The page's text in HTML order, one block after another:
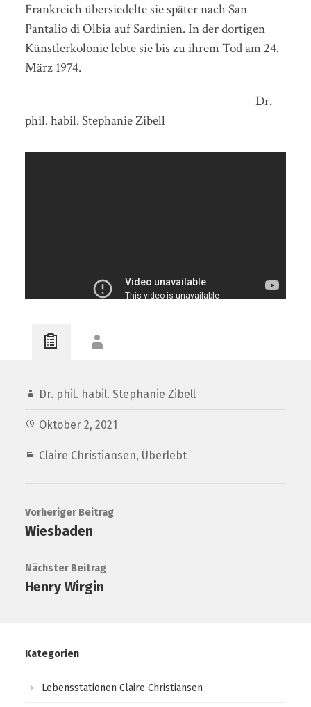
Frankreich übersiedelte sie später nach San
Pantalio di Olbia auf Sardinien. In der dortigen
Künstlerkolonie lebte sie bis zu ihrem Tod am 24.
März 1974.
Dr.
phil. habil. Stephanie Zibell
Dr. phil. habil. Stephanie Zibell
Oktober 2, 2021
Claire Christiansen, Überlebt
Vorheriger Beitrag
Wiesbaden
Nächster Beitrag
Henry Wirgin
Kategorien
Lebensstationen Claire Christiansen